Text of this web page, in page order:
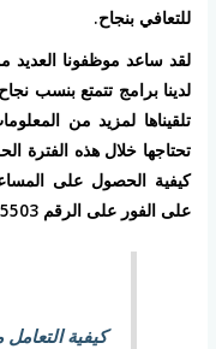
للتعافي بنجاح.
لقد ساعد موظفونا
لدينا برامج تتمتع بنسب
تلقيناها لمزيد من
تحتاجها خلال هذه الفترة
كيفية الحصول على
على الفور على الرقم 01029275503.